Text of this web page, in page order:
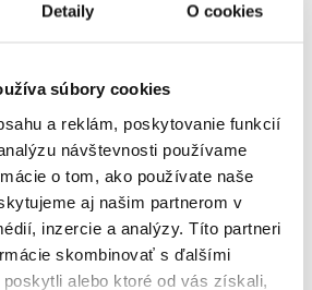
Detaily O cookies
súbory cookies
a reklám, poskytovanie funkcií
návštevnosti používame
o tom, ako používate naše
aj našim partnerom v
inzercie a analýzy. Títo partneri
skombinovať s ďalšími
alebo ktoré od vás získali,
The Hook